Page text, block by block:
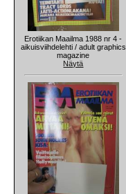
Erotiikan Maailma 1988 nr 4 -
aikuisviihdelehti / adult graphics
magazine
Näytä